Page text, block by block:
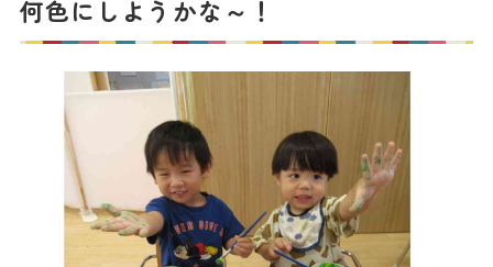
各種書類
よくあるご質問
保育園に関するお問い合わせ
プライバシーポリシー サイトのご利用について
サイトマップ ニチイ学館オフィシャルサイト
何色にしようかな～！